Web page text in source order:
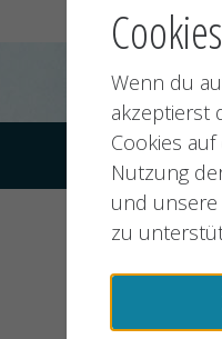
© 2026
Cookies
Wenn du
akzeptierst
Cookies
Nutzung
und
zu